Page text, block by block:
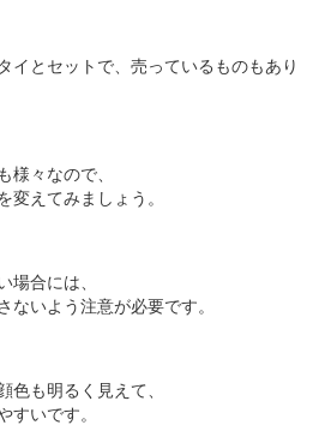
イとセットで、売っているものもあり
様々なので、
変えてみましょう。
場合には、
ないよう注意が必要です。
色も明るく見えて、
すいです。